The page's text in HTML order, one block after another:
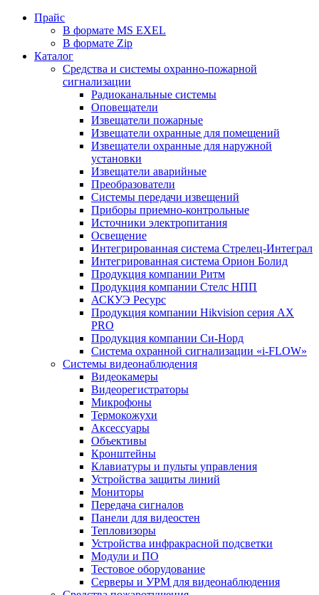
Прайс
В формате MS EXEL
В формате Zip
Каталог
Средства и системы охранно-пожарной
сигнализации
Радиоканальные системы
Оповещатели
Извещатели пожарные
Извещатели охранные для помещений
Извещатели охранные для наружной
установки
Извещатели аварийные
Преобразователи
Системы передачи извещений
Приборы приемно-контрольные
Источники электропитания
Освещение
Интегрированная система Стрелец-Интеграл
Интегрированная система Орион Болид
Продукция компании Ритм
Продукция компании Стелс НПП
АСКУЭ Ресурс
Продукция компании Hikvision серия AX
PRO
Продукция компании Си-Норд
Система охранной сигнализации «i-FLOW»
Системы видеонаблюдения
Видеокамеры
Видеорегистраторы
Микрофоны
Термокожухи
Аксессуары
Объективы
Кронштейны
Клавиатуры и пульты управления
Устройства защиты линий
Мониторы
Передача сигналов
Панели для видеостен
Тепловизоры
Устройства инфракрасной подсветки
Модули и ПО
Тестовое оборудование
Серверы и УРМ для видеонаблюдения